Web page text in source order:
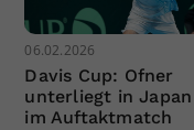
06.02.2026
Davis Cup: Ofner
unterliegt in Japan
im Auftaktmatch